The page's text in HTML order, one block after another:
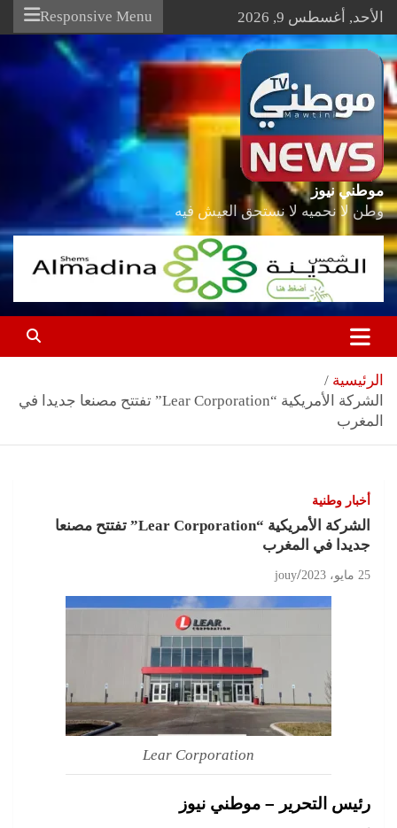
Skip
content
الأحد, أغسطس 9, 2026 Responsive Menu
موطني نيوز
وطن لا نحميه لا نستحق العيش فيه
الرئيسية
الشركة الأمريكية “Lear Corporation” تفتتح مصنعا جديدا في
المغرب
أخبار وطنية
الشركة الأمريكية “Lear Corporation” تفتتح مصنعا
جديدا في المغرب
25 مايو، 2023 jouy
Lear Corporation
رئيس التحرير – موطني نيوز